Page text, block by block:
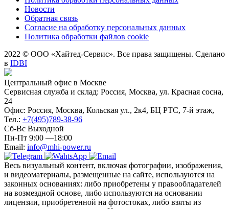
Новости
Обратная связь
Согласие на обработку персональных данных
Политика обработки файлов cookie
2022 © ООО «Хайтед-Сервис». Все права защищены. Сделано
в IDBI
Центральный офис в Москве
Сервисная служба и склад: Россия, Москва, ул. Красная сосна,
24
Офис: Россия, Москва, Кольская ул., 2к4, БЦ РТС, 7-й этаж,
Тел.: +7(495)789-38-96
Сб-Вс Выходной
Пн-Пт 9:00 —18:00
Email: info@mhi-power.ru
Весь визуальный контент, включая фотографии, изображения,
и видеоматериалы, размещенные на сайте, используются на
законных основаниях: либо приобретены у правообладателей
на возмездной основе, либо используются на основании
лицензии, приобретенной на фотостоках, либо взяты из